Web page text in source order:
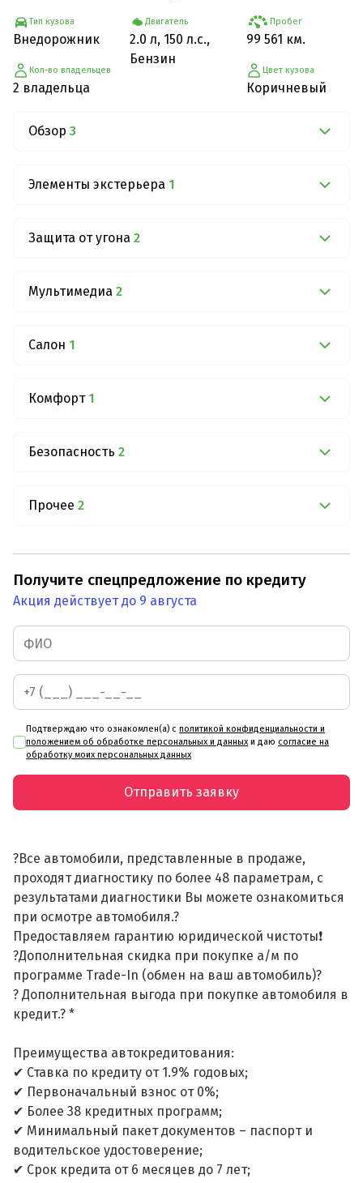
Тип кузова
Внедорожник
Кол-во владельцев
2 владельца
Двигатель
2.0 л, 150 л.с.,
Бензин
Пробег
99 561 км.
Цвет кузова
Коричневый
Обзор 3
Элементы экстерьера 1
Защита от угона 2
Мультимедиа 2
Салон 1
Комфорт 1
Безопасность 2
Прочее 2
Получите спецпредложение по кредиту
Акция действует до 9 августа
Подтверждаю что ознакомлен(а) с политикой конфиденциальности и
положением об обработке персональных и данных и даю согласие на
обработку моих персональных данных
Отправить заявку
?Все автомобили, представленные в продаже,
проходят диагностику по более 48 параметрам, с
результатами диагностики Вы можете ознакомиться
при осмотре автомобиля.?
Предоставляем гарантию юридической чистоты❗
?Дополнительная скидка при покупке а/м по
программе Trade-In (обмен на ваш автомобиль)?
? Дополнительная выгода при покупке автомобиля в
кредит.? *
Преимущества автокредитования:
✔ Ставка по кредиту от 1.9% годовых;
✔ Первоначальный взнос от 0%;
✔ Более 38 кредитных программ;
✔ Минимальный пакет документов – паспорт и
водительское удостоверение;
✔ Срок кредита от 6 месяцев до 7 лет;